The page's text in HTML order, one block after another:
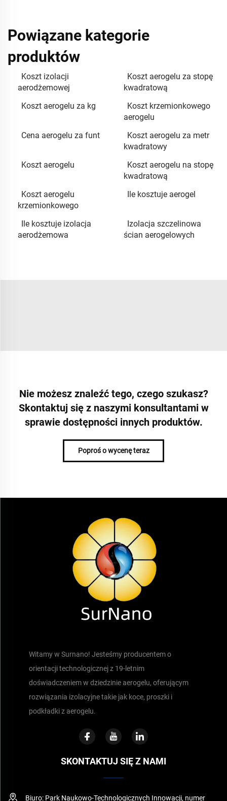
Powiązane kategorie
produktów
Koszt izolacji
aerodżemowej
Koszt aerogelu za stopę
kwadratową
Koszt aerogelu za kg
Koszt krzemionkowego
aerogelu
Cena aerogelu za funt
Koszt aerogelu za metr
kwadratowy
Koszt aerogelu
Koszt aerogelu na stopę
kwadratową
Koszt aerogelu
krzemionkowego
Ile kosztuje aerogel
Ile kosztuje izolacja
aerodżemowa
Izolacja szczelinowa
ścian aerogelowych
Nie możesz znaleźć tego, czego szukasz?
Skontaktuj się z naszymi konsultantami w
sprawie dostępności innych produktów.
Poproś o wycenę teraz
Witamy w Surnano! Jesteśmy producentem o
orientacji technologicznej z 19-letnim
doświadczeniem w dziedzinie aerogelu, oferującym
rozwiązania izolacyjne takie jak koce, proszki i
podkładki z aerogelu.
SKONTAKTUJ SIĘ Z NAMI
Biuro: Park Naukowo-Technologicznych Innowacji, numer